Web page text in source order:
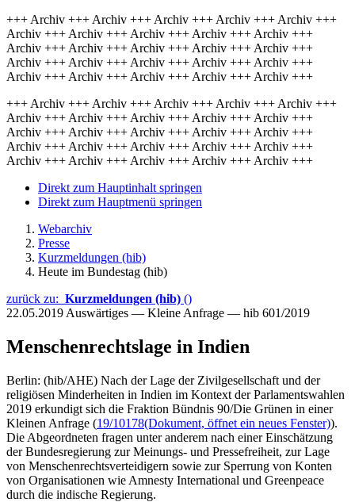
+++ Archiv +++ Archiv +++ Archiv +++ Archiv +++ Archiv +++
Archiv +++ Archiv +++ Archiv +++ Archiv +++ Archiv +++
Archiv +++ Archiv +++ Archiv +++ Archiv +++ Archiv +++
Archiv +++ Archiv +++ Archiv +++ Archiv +++ Archiv +++
Archiv +++ Archiv +++ Archiv +++ Archiv +++ Archiv +++
+++ Archiv +++ Archiv +++ Archiv +++ Archiv +++ Archiv +++
Archiv +++ Archiv +++ Archiv +++ Archiv +++ Archiv +++
Archiv +++ Archiv +++ Archiv +++ Archiv +++ Archiv +++
Archiv +++ Archiv +++ Archiv +++ Archiv +++ Archiv +++
Archiv +++ Archiv +++ Archiv +++ Archiv +++ Archiv +++
Direkt zum Hauptinhalt springen
Direkt zum Hauptmenü springen
Webarchiv
Presse
Kurzmeldungen (hib)
Heute im Bundestag (hib)
zurück zu: Kurzmeldungen (hib) ()
22.05.2019 Auswärtiges — Kleine Anfrage — hib 601/2019
Menschenrechtslage in Indien
Berlin: (hib/AHE) Nach der Lage der Zivilgesellschaft und der
religiösen Minderheiten in Indien im Kontext der Parlamentswahlen
2019 erkundigt sich die Fraktion Bündnis 90/Die Grünen in einer
Kleinen Anfrage (19/10178(Dokument, öffnet ein neues Fenster)).
Die Abgeordneten fragen unter anderem nach einer Einschätzung
der Bundesregierung zur Meinungs- und Pressefreiheit, zur Lage
von Menschenrechtsverteidigern sowie zur Sperrung von Konten
von Organisationen wie Amnesty International und Greenpeace
durch die indische Regierung.